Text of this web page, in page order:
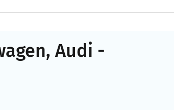
Audi -